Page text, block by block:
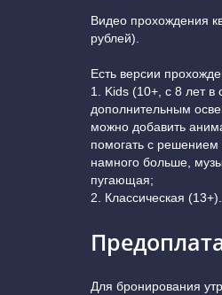
Видео прохождения
рублей).
Есть версии
1. Kids (10+, с 8 лет в
дополнительным
можно добавить
помогать с решением
намного больше,
пугающая;
2. Классическая (13+).
Для бронирования